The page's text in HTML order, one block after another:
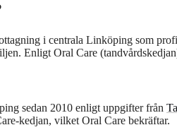
i centrala Linköping som
Enligt Oral Care
sedan 2010 enligt uppgifter från
kedjan, vilket Oral Care bekräftar.